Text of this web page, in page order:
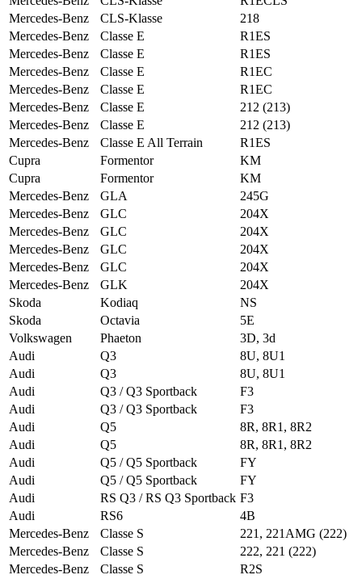
Mercedes-Benz
CLS-Klasse
218
Mercedes-Benz
Classe E
R1ES
Mercedes-Benz
Classe E
R1ES
Mercedes-Benz
Classe E
R1EC
Mercedes-Benz
Classe E
R1EC
Mercedes-Benz
Classe E
212 (213)
Mercedes-Benz
Classe E
212 (213)
Mercedes-Benz
Classe E All Terrain
R1ES
Cupra
Formentor
KM
Cupra
Formentor
KM
Mercedes-Benz
GLA
245G
Mercedes-Benz
GLC
204X
Mercedes-Benz
GLC
204X
Mercedes-Benz
GLC
204X
Mercedes-Benz
GLC
204X
Mercedes-Benz
GLK
204X
Skoda
Kodiaq
NS
Skoda
Octavia
5E
Volkswagen
Phaeton
3D, 3d
Audi
Q3
8U, 8U1
Audi
Q3
8U, 8U1
Audi
Q3 / Q3 Sportback
F3
Audi
Q3 / Q3 Sportback
F3
Audi
Q5
8R, 8R1, 8R2
Audi
Q5
8R, 8R1, 8R2
Audi
Q5 / Q5 Sportback
FY
Audi
Q5 / Q5 Sportback
FY
Audi
RS Q3 / RS Q3 Sportback F3
Audi
RS6
4B
Mercedes-Benz
Classe S
221, 221AMG (222)
Mercedes-Benz
Classe S
222, 221 (222)
Mercedes-Benz
Classe S
R2S